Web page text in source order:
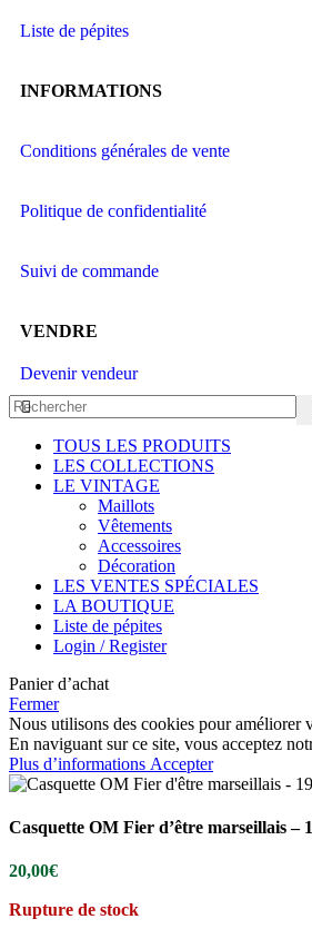
Liste de pépites
INFORMATIONS
Conditions générales de vente
Politique de confidentialité
Suivi de commande
VENDRE
Devenir vendeur
TOUS LES PRODUITS
LES COLLECTIONS
LE VINTAGE
Maillots
Vêtements
Accessoires
Décoration
LES VENTES SPÉCIALES
LA BOUTIQUE
Liste de pépites
Login / Register
Panier d’achat
Fermer
Nous utilisons des cookies pour améliorer
En naviguant sur ce site, vous acceptez
Plus d’informations Accepter
Casquette OM Fier d’être marseillais –
20,00€
Rupture de stock